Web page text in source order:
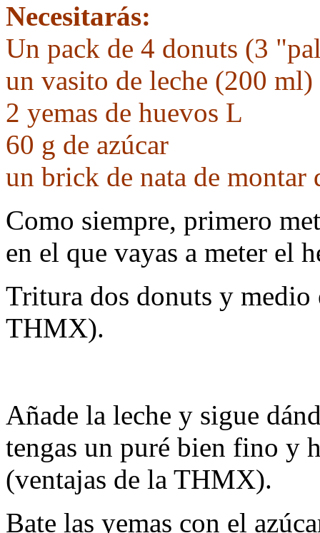
Necesitarás:
Un pack de 4 donuts (3
un vasito de leche (200 ml)
2 yemas de huevos L
60 g de azúcar
un brick de nata de montar
Como siempre, primero
en el que vayas a meter el
Tritura dos donuts y
THMX).
Añade la leche y sigue
tengas un puré bien fino y
(ventajas de la THMX).
Bate las yemas con el